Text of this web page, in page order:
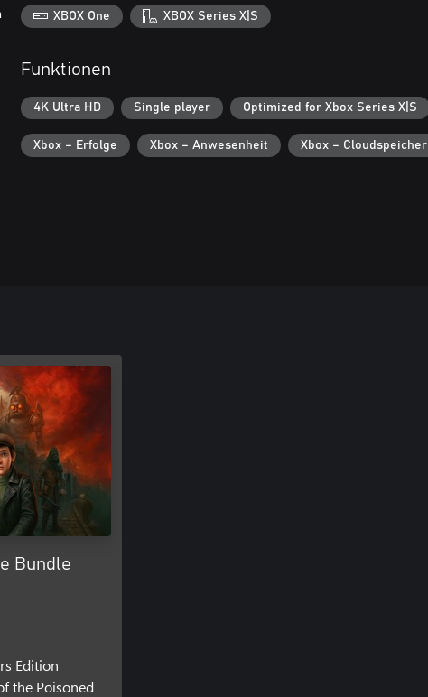
XBOX One XBOX Series X|S
Funktionen
4K Ultra HD Single player Optimized for Xbox Series X|S
Xbox – Erfolge Xbox – Anwesenheit Xbox – Cloudspeicher
Bundle
Edition
the Poisoned